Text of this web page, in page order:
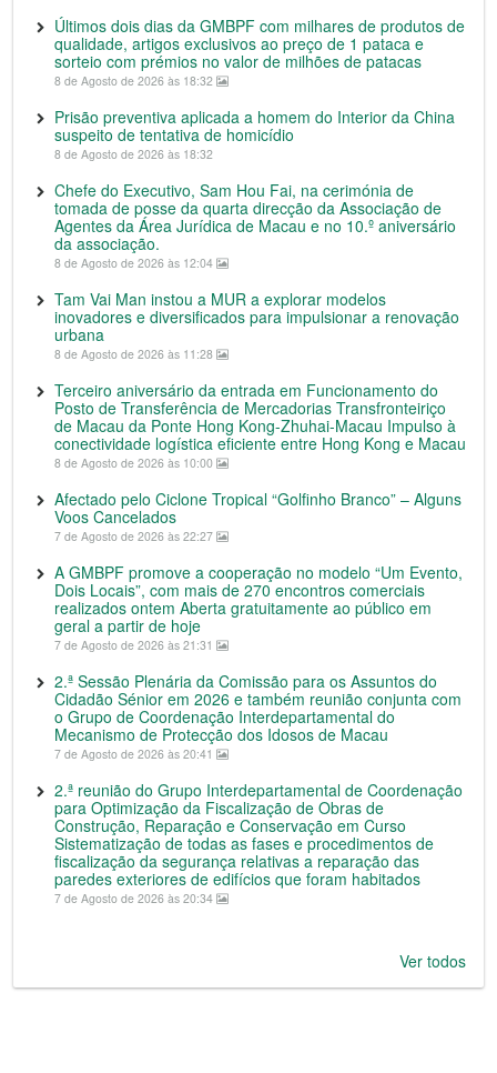
Últimos dois dias da GMBPF com milhares de produtos de
qualidade, artigos exclusivos ao preço de 1 pataca e
sorteio com prémios no valor de milhões de patacas
8 de Agosto de 2026 às 18:32
Prisão preventiva aplicada a homem do Interior da China
suspeito de tentativa de homicídio
8 de Agosto de 2026 às 18:32
Chefe do Executivo, Sam Hou Fai, na cerimónia de
tomada de posse da quarta direcção da Associação de
Agentes da Área Jurídica de Macau e no 10.º aniversário
da associação.
8 de Agosto de 2026 às 12:04
Tam Vai Man instou a MUR a explorar modelos
inovadores e diversificados para impulsionar a renovação
urbana
8 de Agosto de 2026 às 11:28
Terceiro aniversário da entrada em Funcionamento do
Posto de Transferência de Mercadorias Transfronteiriço
de Macau da Ponte Hong Kong-Zhuhai-Macau Impulso à
conectividade logística eficiente entre Hong Kong e Macau
8 de Agosto de 2026 às 10:00
Afectado pelo Ciclone Tropical “Golfinho Branco” – Alguns
Voos Cancelados
7 de Agosto de 2026 às 22:27
A GMBPF promove a cooperação no modelo “Um Evento,
Dois Locais”, com mais de 270 encontros comerciais
realizados ontem Aberta gratuitamente ao público em
geral a partir de hoje
7 de Agosto de 2026 às 21:31
2.ª Sessão Plenária da Comissão para os Assuntos do
Cidadão Sénior em 2026 e também reunião conjunta com
o Grupo de Coordenação Interdepartamental do
Mecanismo de Protecção dos Idosos de Macau
7 de Agosto de 2026 às 20:41
2.ª reunião do Grupo Interdepartamental de Coordenação
para Optimização da Fiscalização de Obras de
Construção, Reparação e Conservação em Curso
Sistematização de todas as fases e procedimentos de
fiscalização da segurança relativas a reparação das
paredes exteriores de edifícios que foram habitados
7 de Agosto de 2026 às 20:34
Ver todos